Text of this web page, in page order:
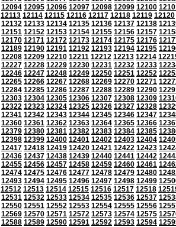
12094 12095 12096 12097 12098 12099 12100
12113 12114 12115 12116 12117 12118 12119 12120
12132 12133 12134 12135 12136 12137 12138
12151 12152 12153 12154 12155 12156 12157
12170 12171 12172 12173 12174 12175 12176
12189 12190 12191 12192 12193 12194 12195
12208 12209 12210 12211 12212 12213 12214
12227 12228 12229 12230 12231 12232 12233
12246 12247 12248 12249 12250 12251 12252
12265 12266 12267 12268 12269 12270 12271
12284 12285 12286 12287 12288 12289 12290
12303 12304 12305 12306 12307 12308 12309
12322 12323 12324 12325 12326 12327 12328
12341 12342 12343 12344 12345 12346 12347
12360 12361 12362 12363 12364 12365 12366
12379 12380 12381 12382 12383 12384 12385
12398 12399 12400 12401 12402 12403 12404
12417 12418 12419 12420 12421 12422 12423
12436 12437 12438 12439 12440 12441 12442
12455 12456 12457 12458 12459 12460 12461
12474 12475 12476 12477 12478 12479 12480
12493 12494 12495 12496 12497 12498 12499
12512 12513 12514 12515 12516 12517 12518
12531 12532 12533 12534 12535 12536 12537
12550 12551 12552 12553 12554 12555 12556
12569 12570 12571 12572 12573 12574 12575
12588 12589 12590 12591 12592 12593 12594